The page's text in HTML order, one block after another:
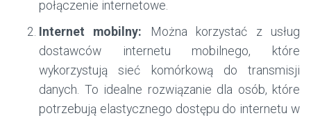
połączenie internetowe.
Internet mobilny: Można korzystać z usług
dostawców internetu mobilnego, które
wykorzystują sieć komórkową do transmisji
danych. To idealne rozwiązanie dla osób, które
potrzebują elastycznego dostępu do internetu w